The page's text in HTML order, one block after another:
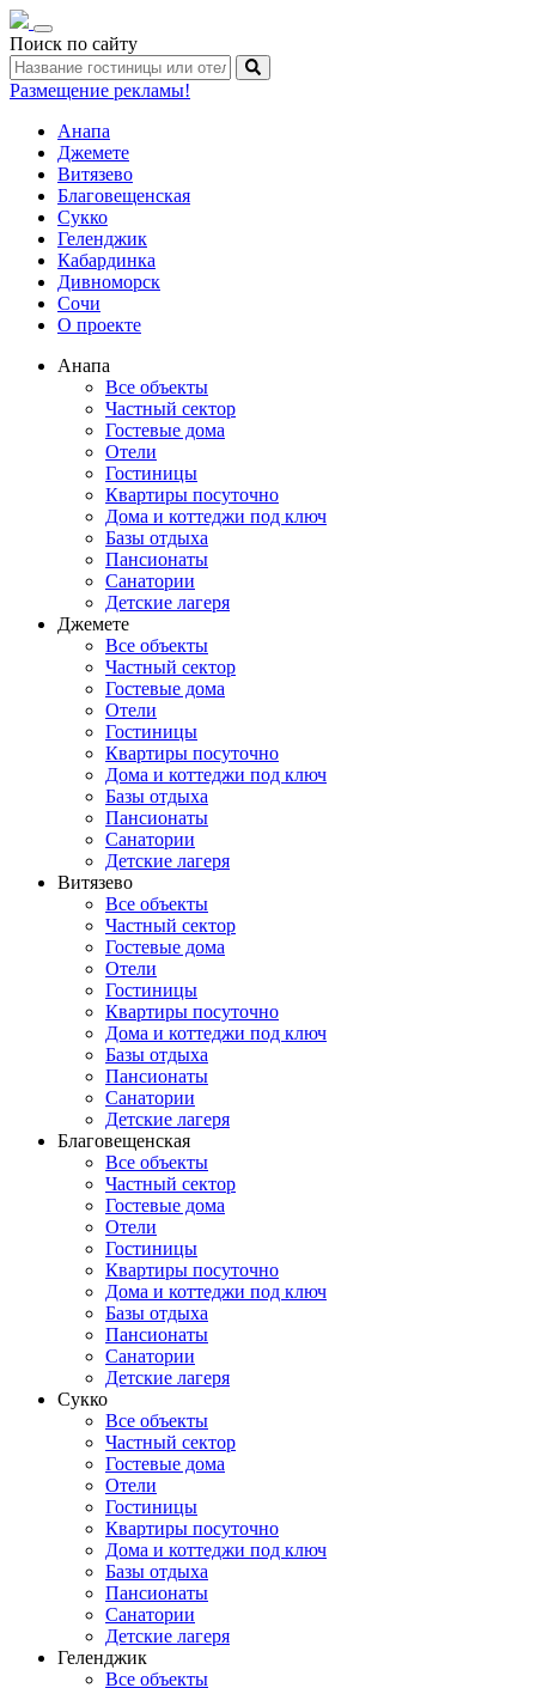
Toggle
navigation
Поиск по сайту
Размещение рекламы!
Анапа
Джемете
Витязево
Благовещенская
Сукко
Геленджик
Кабардинка
Дивноморск
Сочи
О проекте
Анапа
Все объекты
Частный сектор
Гостевые дома
Отели
Гостиницы
Квартиры посуточно
Дома и коттеджи под ключ
Базы отдыха
Пансионаты
Санатории
Детские лагеря
Джемете
Все объекты
Частный сектор
Гостевые дома
Отели
Гостиницы
Квартиры посуточно
Дома и коттеджи под ключ
Базы отдыха
Пансионаты
Санатории
Детские лагеря
Витязево
Все объекты
Частный сектор
Гостевые дома
Отели
Гостиницы
Квартиры посуточно
Дома и коттеджи под ключ
Базы отдыха
Пансионаты
Санатории
Детские лагеря
Благовещенская
Все объекты
Частный сектор
Гостевые дома
Отели
Гостиницы
Квартиры посуточно
Дома и коттеджи под ключ
Базы отдыха
Пансионаты
Санатории
Детские лагеря
Сукко
Все объекты
Частный сектор
Гостевые дома
Отели
Гостиницы
Квартиры посуточно
Дома и коттеджи под ключ
Базы отдыха
Пансионаты
Санатории
Детские лагеря
Геленджик
Все объекты